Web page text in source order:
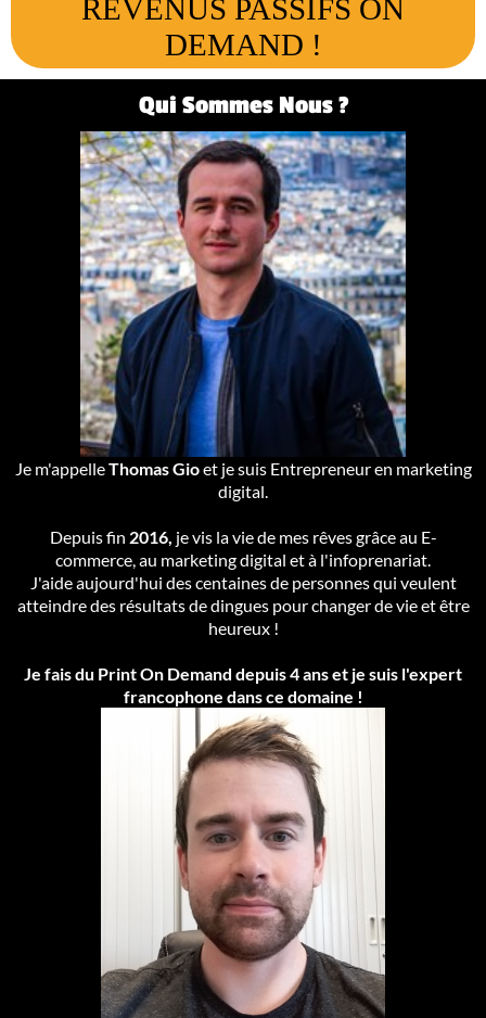
REVENUS PASSIFS ON
DEMAND !
Qui Sommes Nous ?
Je m'appelleThomas Gioet je suis Entrepreneur en marketing
digital.
Depuis fin 2016, je vis la vie de mes rêves grâce au E-
commerce, au marketing digital et à l'infoprenariat.
J'aide aujourd'hui des centaines de personnes qui veulent
atteindre des résultats de dingues pour changer de vie et être
heureux !
Je fais du Print On Demand depuis 4 ans et je suis l'expert
francophone dans ce domaine !